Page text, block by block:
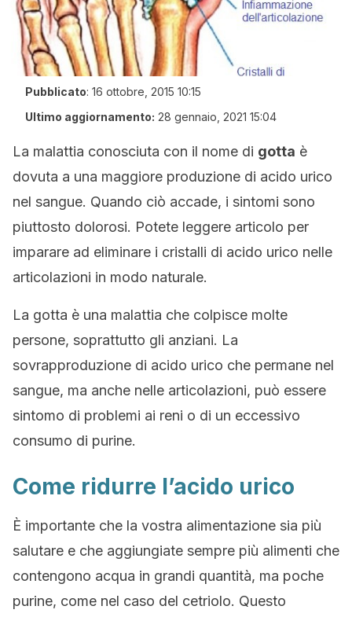
Pubblicato: 16 ottobre, 2015 10:15
Ultimo aggiornamento: 28 gennaio, 2021 15:04
La malattia conosciuta con il nome di gotta è
dovuta a una maggiore produzione di acido urico
nel sangue. Quando ciò accade, i sintomi sono
piuttosto dolorosi. Potete leggere articolo per
imparare ad eliminare i cristalli di acido urico nelle
articolazioni in modo naturale.
La gotta è una malattia che colpisce molte
persone, soprattutto gli anziani. La
sovrapproduzione di acido urico che permane nel
sangue, ma anche nelle articolazioni, può essere
sintomo di problemi ai reni o di un eccessivo
consumo di purine.
Come ridurre l’acido urico
È importante che la vostra alimentazione sia più
salutare e che aggiungiate sempre più alimenti che
contengono acqua in grandi quantità, ma poche
purine, come nel caso del cetriolo. Questo